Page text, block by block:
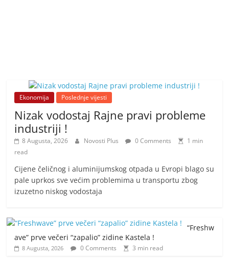
Ekonomija Poslednje vijesti
Nizak vodostaj Rajne pravi probleme
industriji !
8 Augusta, 2026 Novosti Plus 0 Comments
1 min
read
Cijene čeličnog i aluminijumskog otpada u Evropi blago su
pale uprkos sve većim problemima u transportu zbog
izuzetno niskog vodostaja
“Freshw
ave” prve večeri “zapalio” zidine Kastela !
8 Augusta, 2026 0 Comments 3 min read